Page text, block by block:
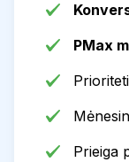
PMax
Prieiga